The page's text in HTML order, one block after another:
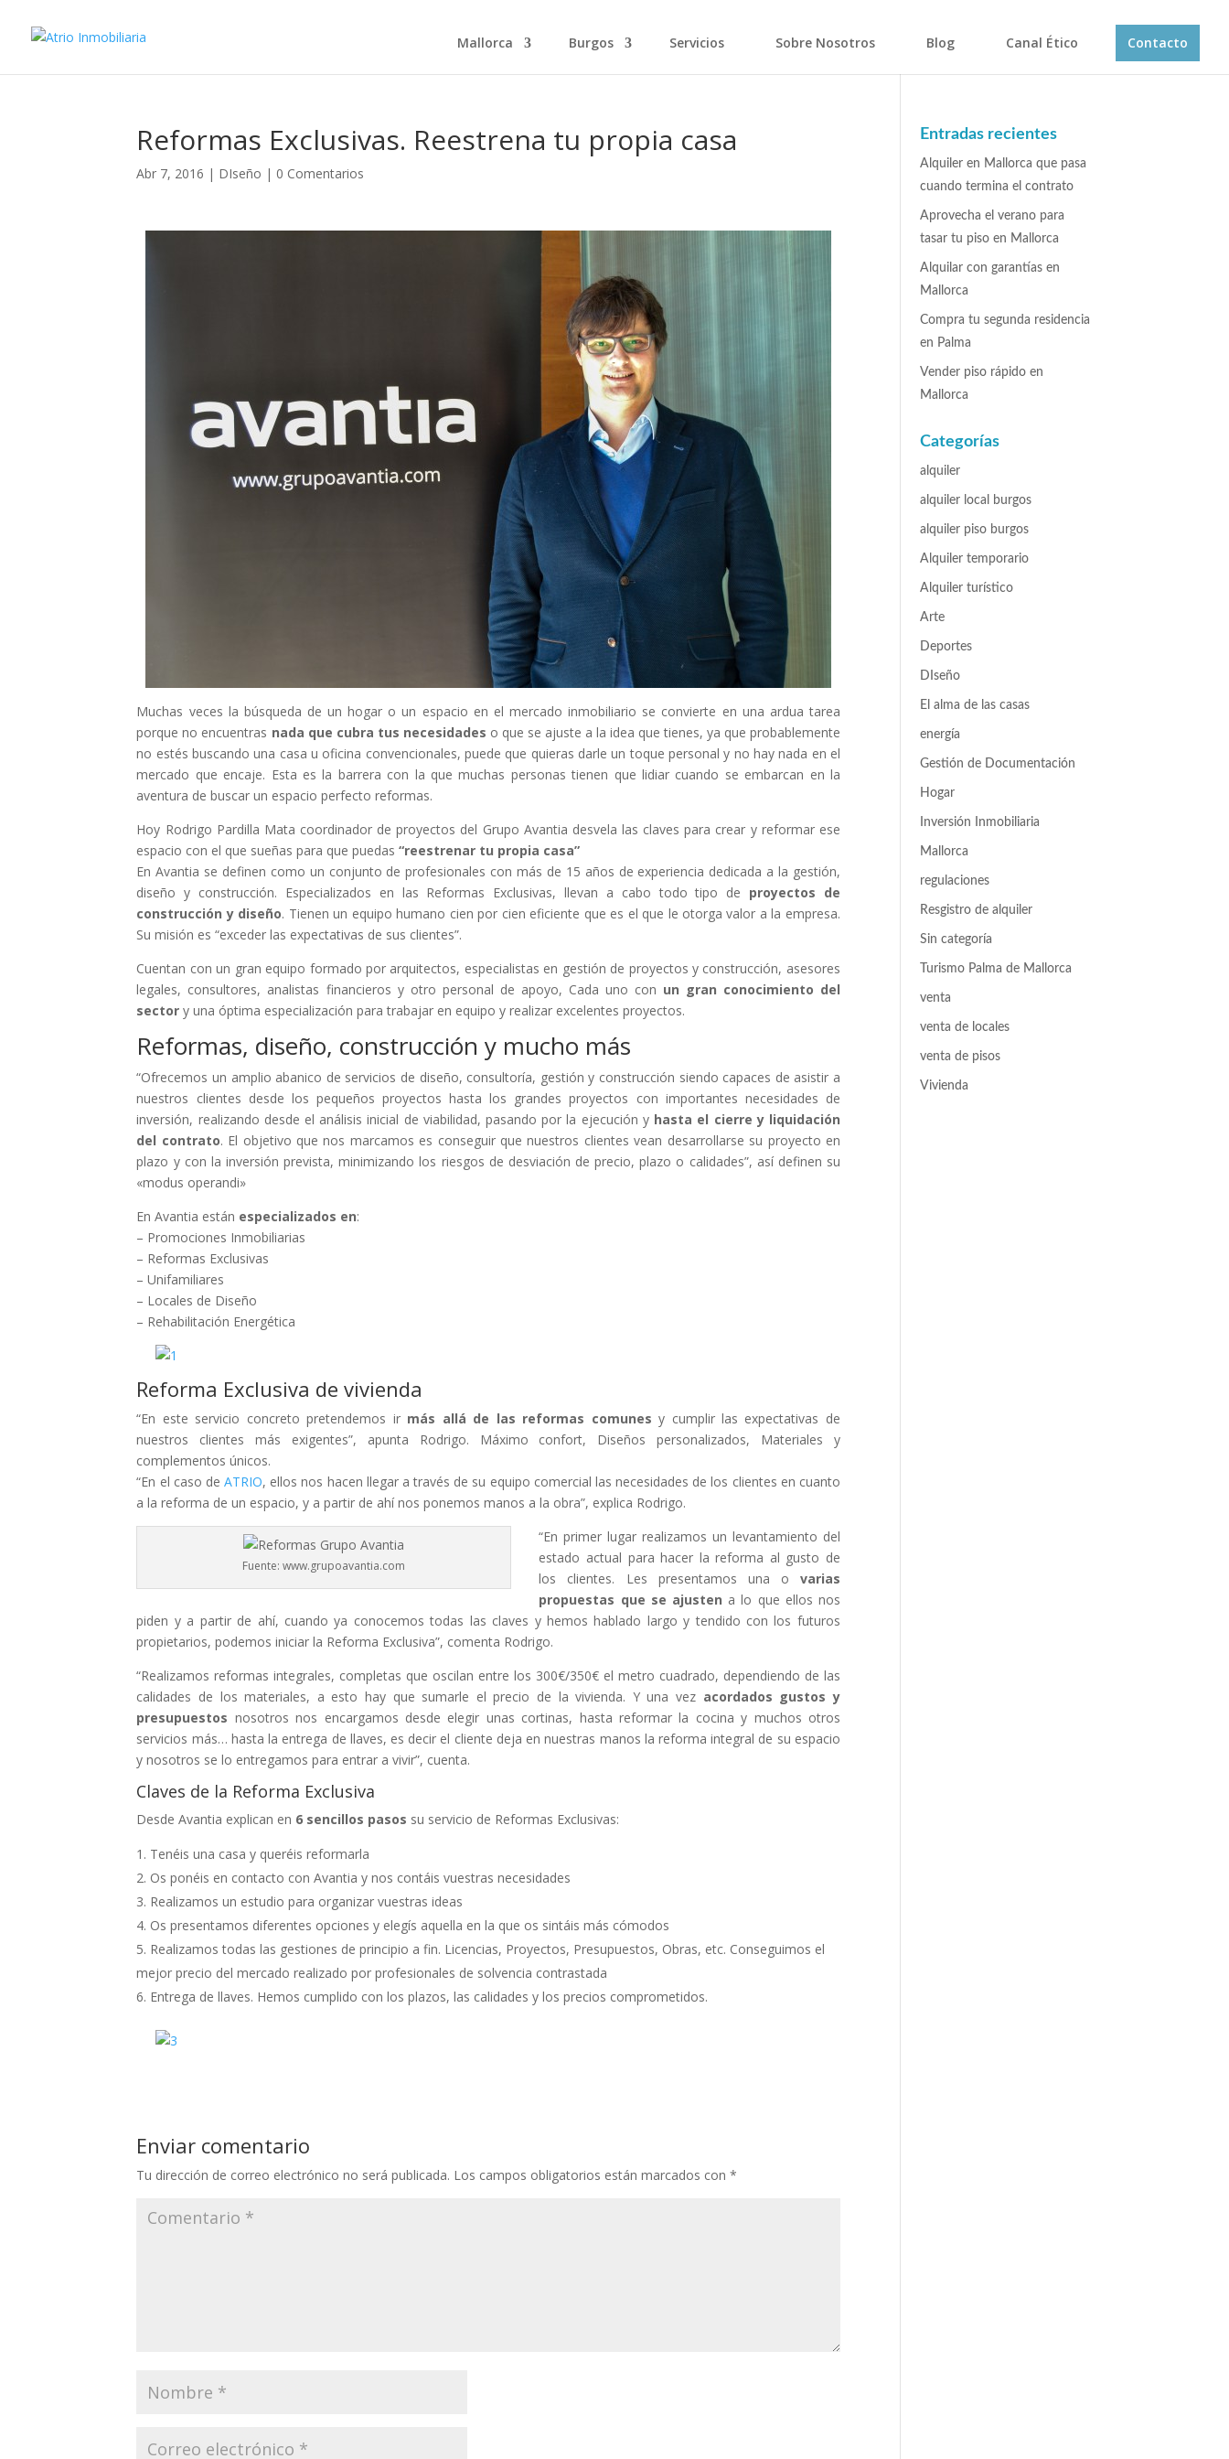
Mallorca Burgos Servicios Sobre Nosotros Blog Canal Ético Contacto
Reformas Exclusivas. Reestrena tu propia casa
Abr 7, 2016 | DIseño | 0 Comentarios
Muchas veces la búsqueda de un hogar o un espacio en el mercado inmobiliario se convierte en una ardua tarea
porque no encuentras nada que cubra tus necesidades o que se ajuste a la idea que tienes, ya que probablemente
no estés buscando una casa u oficina convencionales, puede que quieras darle un toque personal y no hay nada en el
mercado que encaje. Esta es la barrera con la que muchas personas tienen que lidiar cuando se embarcan en la
aventura de buscar un espacio perfecto reformas.
Hoy Rodrigo Pardilla Mata coordinador de proyectos del Grupo Avantia desvela las claves para crear y reformar ese
espacio con el que sueñas para que puedas“reestrenar tu propia casa”
En Avantia se definen como un conjunto de profesionales con más de 15 años de experiencia dedicada a la gestión,
diseño y construcción. Especializados en las Reformas Exclusivas, llevan a cabo todo tipo de proyectos de
construcción y diseño. Tienen un equipo humano cien por cien eficiente que es el que le otorga valor a la empresa.
Su misión es “exceder las expectativas de sus clientes”.
Cuentan con un gran equipo formado por arquitectos, especialistas en gestión de proyectos y construcción, asesores
legales, consultores, analistas financieros y otro personal de apoyo, Cada uno con un gran conocimiento del
sector y una óptima especialización para trabajar en equipo y realizar excelentes proyectos.
Reformas, diseño, construcción y mucho más
“Ofrecemos un amplio abanico de servicios de diseño, consultoría, gestión y construcción siendo capaces de asistir a
nuestros clientes desde los pequeños proyectos hasta los grandes proyectos con importantes necesidades de
inversión, realizando desde el análisis inicial de viabilidad, pasando por la ejecución y hasta el cierre y liquidación
del contrato. El objetivo que nos marcamos es conseguir que nuestros clientes vean desarrollarse su proyecto en
plazo y con la inversión prevista, minimizando los riesgos de desviación de precio, plazo o calidades”, así definen su
«modus operandi»
En Avantia están especializados en:
– Promociones Inmobiliarias
– Reformas Exclusivas
– Unifamiliares
– Locales de Diseño
– Rehabilitación Energética
Reforma Exclusiva de vivienda
“En este servicio concreto pretendemos ir más allá de las reformas comunes y cumplir las expectativas de
nuestros clientes más exigentes”, apunta Rodrigo. Máximo confort, Diseños personalizados, Materiales y
complementos únicos.
“En el caso deATRIO, ellos nos hacen llegar a través de su equipo comercial las necesidades de los clientes en cuanto
a la reforma de un espacio, y a partir de ahí nos ponemos manos a la obra”, explica Rodrigo.
Fuente: www.grupoavantia.com
“En primer lugar realizamos un levantamiento del
estado actual para hacer la reforma al gusto de
los clientes. Les presentamos una o varias
propuestas que se ajusten a lo que ellos nos
piden y a partir de ahí, cuando ya conocemos todas las claves y hemos hablado largo y tendido con los futuros
propietarios, podemos iniciar la Reforma Exclusiva”, comenta Rodrigo.
“Realizamos reformas integrales, completas que oscilan entre los 300€/350€ el metro cuadrado, dependiendo de las
calidades de los materiales, a esto hay que sumarle el precio de la vivienda. Y una vez acordados gustos y
presupuestos nosotros nos encargamos desde elegir unas cortinas, hasta reformar la cocina y muchos otros
servicios más… hasta la entrega de llaves, es decir el cliente deja en nuestras manos la reforma integral de su espacio
y nosotros se lo entregamos para entrar a vivir”, cuenta.
Claves de la Reforma Exclusiva
Desde Avantia explican en 6 sencillos pasos su servicio de Reformas Exclusivas:
Tenéis una casa y queréis reformarla
Os ponéis en contacto con Avantia y nos contáis vuestras necesidades
Realizamos un estudio para organizar vuestras ideas
Os presentamos diferentes opciones y elegís aquella en la que os sintáis más cómodos
Realizamos todas las gestiones de principio a fin. Licencias, Proyectos, Presupuestos, Obras, etc. Conseguimos el
mejor precio del mercado realizado por profesionales de solvencia contrastada
Entrega de llaves. Hemos cumplido con los plazos, las calidades y los precios comprometidos.
Enviar comentario
Tu dirección de correo electrónico no será publicada. Los campos obligatorios están marcados con*
Entradas recientes
Alquiler en Mallorca que pasa
cuando termina el contrato
Aprovecha el verano para
tasar tu piso en Mallorca
Alquilar con garantías en
Mallorca
Compra tu segunda residencia
en Palma
Vender piso rápido en
Mallorca
Categorías
alquiler
alquiler local burgos
alquiler piso burgos
Alquiler temporario
Alquiler turístico
Arte
Deportes
DIseño
El alma de las casas
energía
Gestión de Documentación
Hogar
Inversión Inmobiliaria
Mallorca
regulaciones
Resgistro de alquiler
Sin categoría
Turismo Palma de Mallorca
venta
venta de locales
venta de pisos
Vivienda